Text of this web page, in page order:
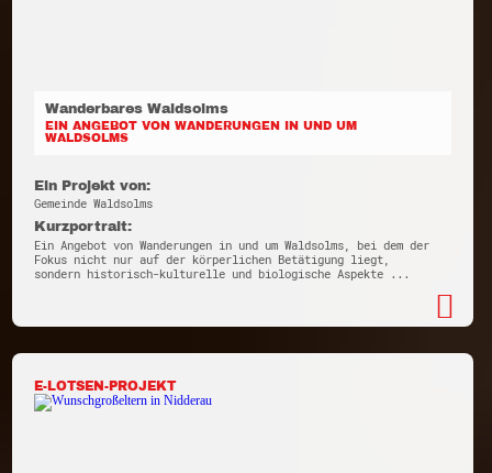
Wanderbares Waldsolms
EIN ANGEBOT VON WANDERUNGEN IN UND UM
WALDSOLMS
Ein Projekt von:
Gemeinde Waldsolms
Kurzportrait:
Ein Angebot von Wanderungen in und um Waldsolms, bei dem der
Fokus nicht nur auf der körperlichen Betätigung liegt,
sondern historisch-kulturelle und biologische Aspekte ...
E-LOTSEN-PROJEKT